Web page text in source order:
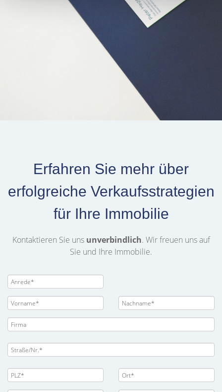
Erfahren Sie mehr über
erfolgreiche Verkaufsstrategien
für Ihre Immobilie
Kontaktieren Sie uns unverbindlich. Wir freuen uns auf
Sie und Ihre Immobilie.